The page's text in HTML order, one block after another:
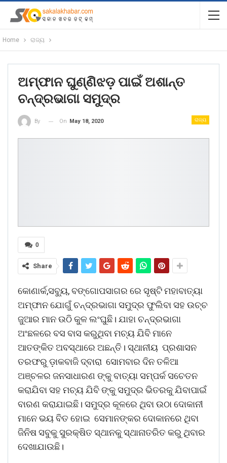
Home ରାଜ୍ୟ
ଅମ୍ଫାନ ଘୁଣ୍ଣିଝଡ଼ ପାଇଁ ଅଶାନ୍ତ
ଚନ୍ଦ୍ରଭାଗା ସମୁଦ୍ର
ରାଜ୍ୟ
By On May 18, 2020
0
Share
କୋଣାର୍କ,ସବ୍ୟୁ, ବଙ୍ଗୋପସାଗର ରେ ସୃଷ୍ଟି ମହାବାତ୍ୟା
ଅମ୍ଫାନ ଯୋଗୁଁ ଚନ୍ଦ୍ରଭାଗା ସମୁଦ୍ର ଫୁଲିବା ସହ ଉଚ୍ଚ
ଜୁଆର ମାନ ଉଠି କୁଳ ଲଂଘୁଛି। ଯାହା ଚନ୍ଦ୍ରଭାଗା
ଅଂଛଳରେ ବସ ବାସ କରୁଥିବା ମଚ୍ୟ ଯିବି ମାନେ
ଆତଙ୍କିତ ଅବସ୍ଥାରେ ଅଛନ୍ତି। ସ୍ଥାନୀୟ ପ୍ରଶାସନ
ତରଫରୁ ଡ଼ାକବାଜି ଦ୍ବାରା ସୋମବାର ଦିନ ତଳିଆ
ଅଞ୍ଚଳର ଜନସାଧାରଣ ଙ୍କୁ ବାତ୍ୟା ସମ୍ପର୍କ ସଚେତନ
କରାଯିବା ସହ ମଚ୍ୟ ଯିବି ଙ୍କୁ ସମୁଦ୍ର ଭିତରକୁ ଯିବାପାଇଁ
ବାରଣ କରାଯାଇଛି। ସମୁଦ୍ର କୂଳରେ ଥିବା ଉଠା ଦୋକାନୀ
ମାନେ ଭୟ ବିତ ହୋଇ ସେମାନଙ୍କର ଦୋକାନରେ ଥିବା
ଜିନିଷ ସବୁକୁ ସୁରକ୍ଷିତ ସ୍ଥାନକୁ ସ୍ଥାନାତରିତ କରୁ ଥିବାର
ଦେଖାଯାଉଛି।